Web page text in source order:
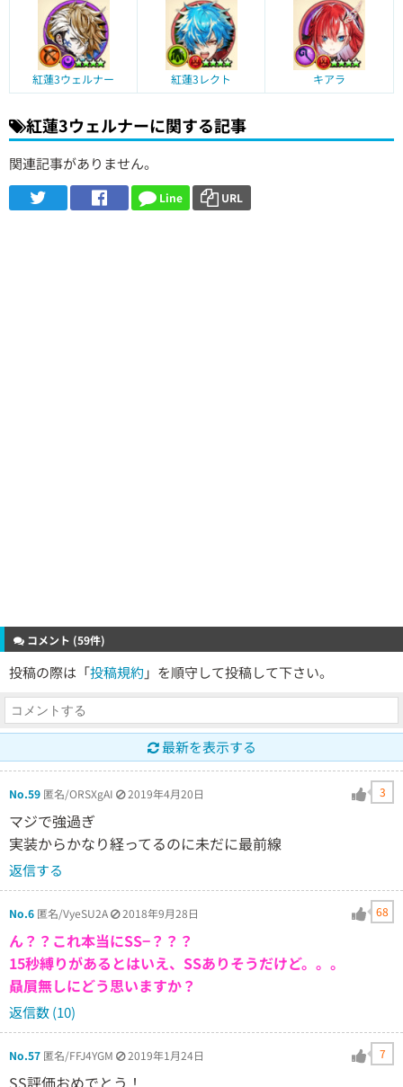
紅蓮3ウェルナー 紅蓮3レクト キアラ
紅蓮3ウェルナーに関する記事
関連記事がありません。
Line URL
コメント (59件)
投稿の際は「投稿規約 」を順守して投稿して下さい。
最新を表示する
No.59 匿名/ORSXgAI 2019年4月20日 3
マジで強過ぎ
実装からかなり経ってるのに未だに最前線
返信する
No.6 匿名/VyeSU2A 2018年9月28日 68
ん？？これ本当にSS−？？？
15秒縛りがあるとはいえ、SSありそうだけど。。。
贔屓無しにどう思いますか？
返信数 (10)
No.57 匿名/FFJ4YGM 2019年1月24日 7
SS評価おめでとう！